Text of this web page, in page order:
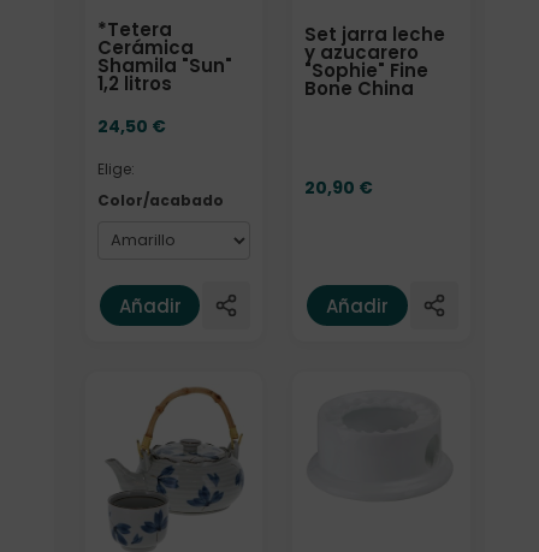
*Tetera
Cerámica
Shamila "Sun"
1,2 litros
24,50 €
Elige:
Color/acabado
Añadir
Set jarra leche
y azucarero
"Sophie" Fine
Bone China
20,90 €
Añadir